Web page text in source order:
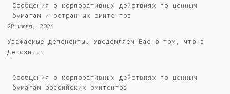
Сообщения о корпоративных действиях по ценным
бумагам иностранных эмитентов
28 июля, 2026
Уважаемые депоненты! Уведомляем Вас о том, что в
Депози...
Cообщения о корпоративных действиях по ценным
бумагам российских эмитентов